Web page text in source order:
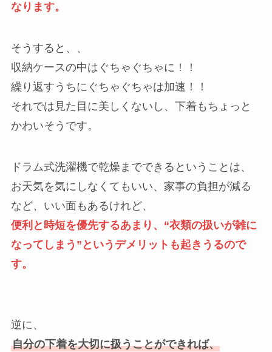
なります。
そうすると、、
収納ケースの中はぐちゃぐちゃに！！
繰り返すうちにぐちゃぐちゃは加速！！
それでは見た目に美しくないし、下着もちょっと
かわいそうです。
ドラム式洗濯機で乾燥までできるということは、
お天気を気にしなくてもいい、家事の負担が減る
など、いい面もあるけれど、
便利と時短を優先するあまり、“衣類の扱いが雑に
なってしまう”というデメリットも起きうるので
す。
逆に、
自分の下着を大切に扱うことができれば、